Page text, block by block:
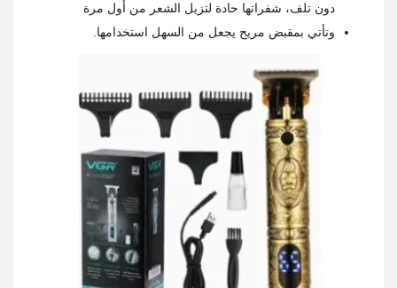
دون تلف، شفراتها حادة لتزيل الشعر من أول مرة
وتأتي بمقبض مريح يجعل من السهل استخدامها.